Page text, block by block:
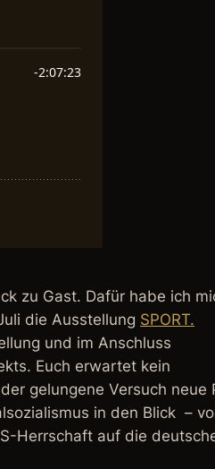
zu Gast. Dafür habe ich
die Ausstellung SPORT.
und im Anschluss
Euch erwartet kein
gelungene Versuch neue
in den Blick –
Herrschaft auf die